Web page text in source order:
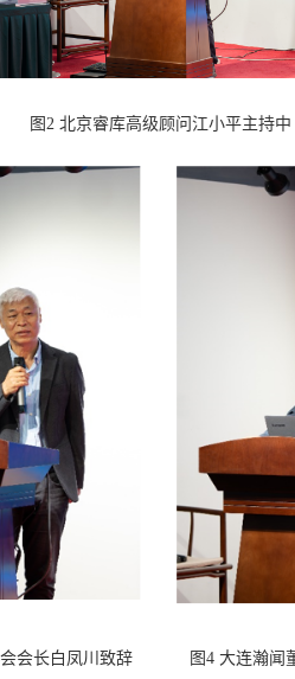
图2 北京睿库高级顾问江小平主持中
致辞 图4 大连瀚闻董事